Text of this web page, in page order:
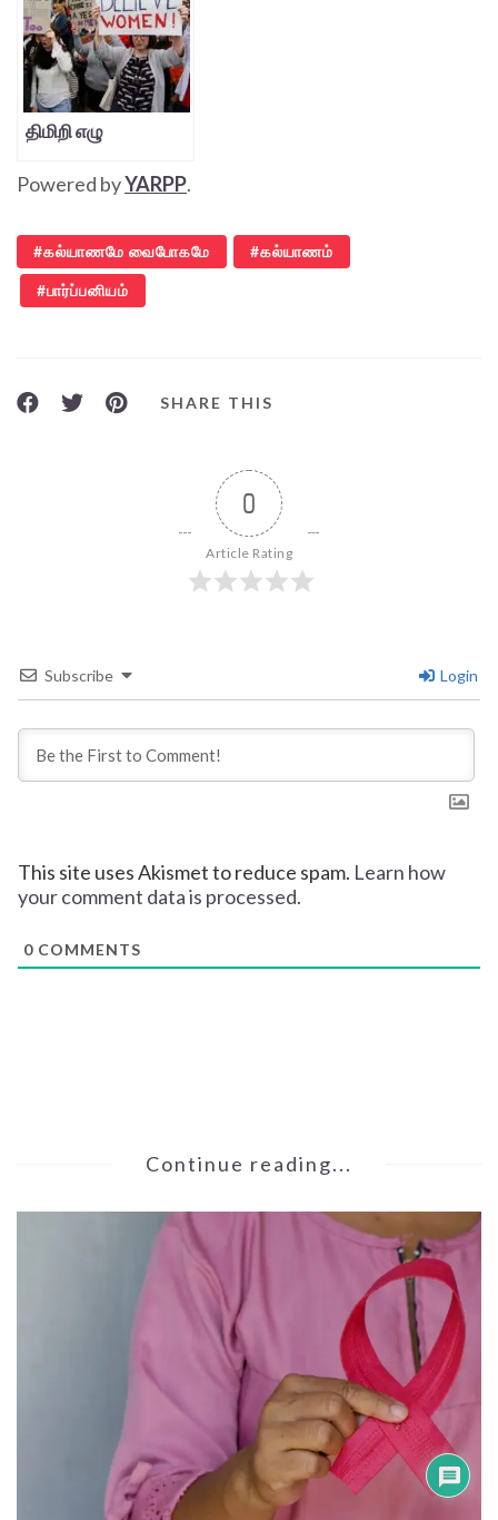
திமிறி எழு
Powered byYARPP.
கல்யாணமே வைபோகமே கல்யாணம்
பார்ப்பனியம்
SHARE THIS
0
Article Rating
Subscribe Login
This site uses Akismet to reduce spam. Learn how
your comment data is processed.
0 COMMENTS
Continue reading...